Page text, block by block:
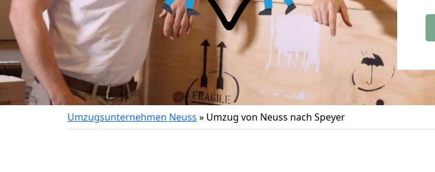
Umzugsunternehmen Neuss » Umzug von Neuss nach Speyer